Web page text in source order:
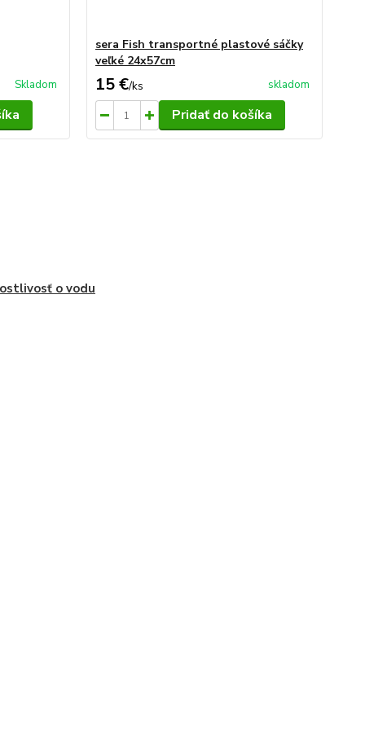
Skladom
sera Fish transportné plastové sáčky
veľké 24x57cm
15 €/ks skladom
Pridať do košíka
o vodu